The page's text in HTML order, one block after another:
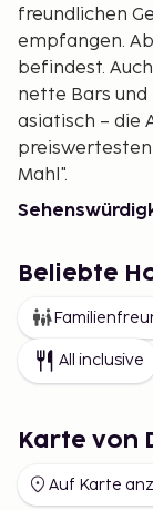
freundlichen
empfangen.
befindest.
nette Bars und
asiatisch – die
Mahl".
Eine weitere
Touristenbus.
Brauerei. Hier
rundest du
fantastischen
Beliebte
All inclusive
Karte von
Auf Karte